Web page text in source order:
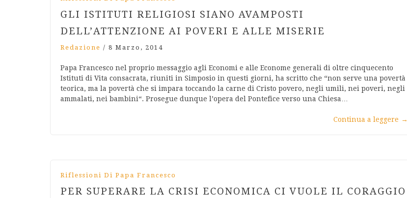
GLI ISTITUTI RELIGIOSI SIANO AVAMPOSTI
DELL’ATTENZIONE AI POVERI E ALLE MISERIE
Redazione / 8 Marzo, 2014
Papa Francesco nel proprio messaggio agli Economi e alle Econome generali di oltre cinquecento
Istituti di Vita consacrata, riuniti in Simposio in questi giorni, ha scritto che “non serve una povertà
teorica, ma la povertà che si impara toccando la carne di Cristo povero, negli umili, nei poveri, negli
ammalati, nei bambini“. Prosegue dunque l’opera del Pontefice verso una Chiesa…
Continua a leggere →
Riflessioni Di Papa Francesco
PER SUPERARE LA CRISI ECONOMICA CI VUOLE IL CORAGGIO